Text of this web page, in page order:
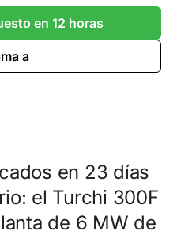
en 12 horas
a
en 23 días
el Turchi 300F
de 6 MW de